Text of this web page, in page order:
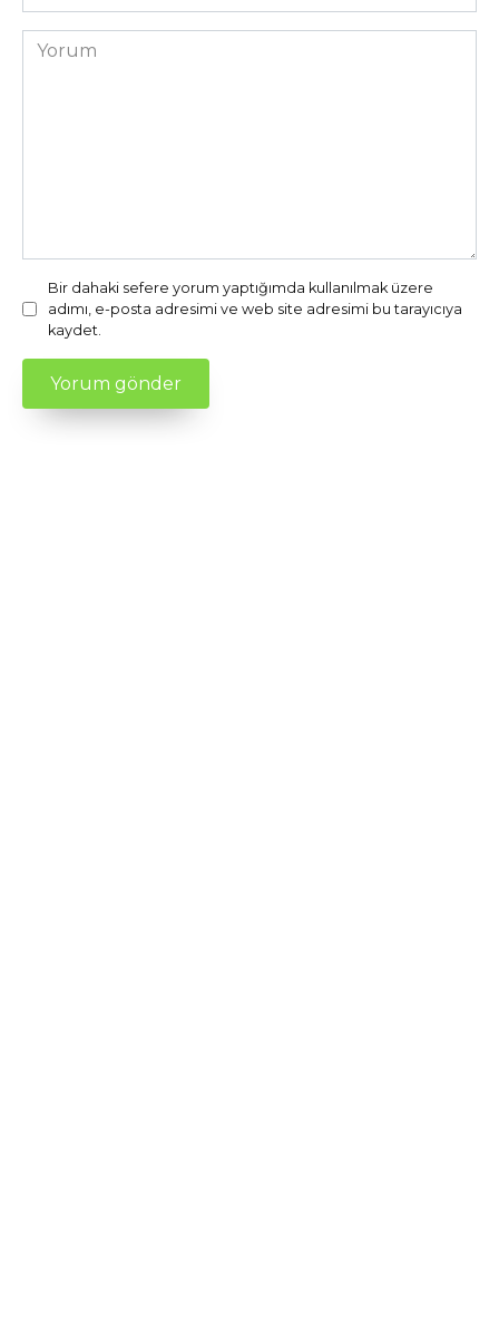
sitesi
Yorum
Bir dahaki sefere yorum yaptığımda kullanılmak üzere
adımı, e-posta adresimi ve web site adresimi bu tarayıcıya
kaydet.